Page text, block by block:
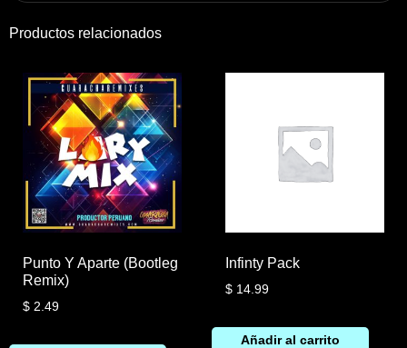
Productos relacionados
Punto Y Aparte (Bootleg
Remix)
$ 2.49
Infinty Pack
$14.99
Añadir al carrito